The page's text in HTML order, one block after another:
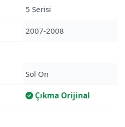
5 Serisi
2007-2008
Sol Ön
Çıkma Orijinal